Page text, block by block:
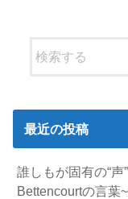
最近の投稿
誰しもが固有の“
Bettencourtの言葉~